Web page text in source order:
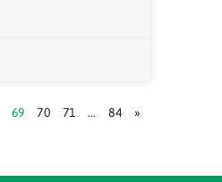
69 70 71 … 84 »